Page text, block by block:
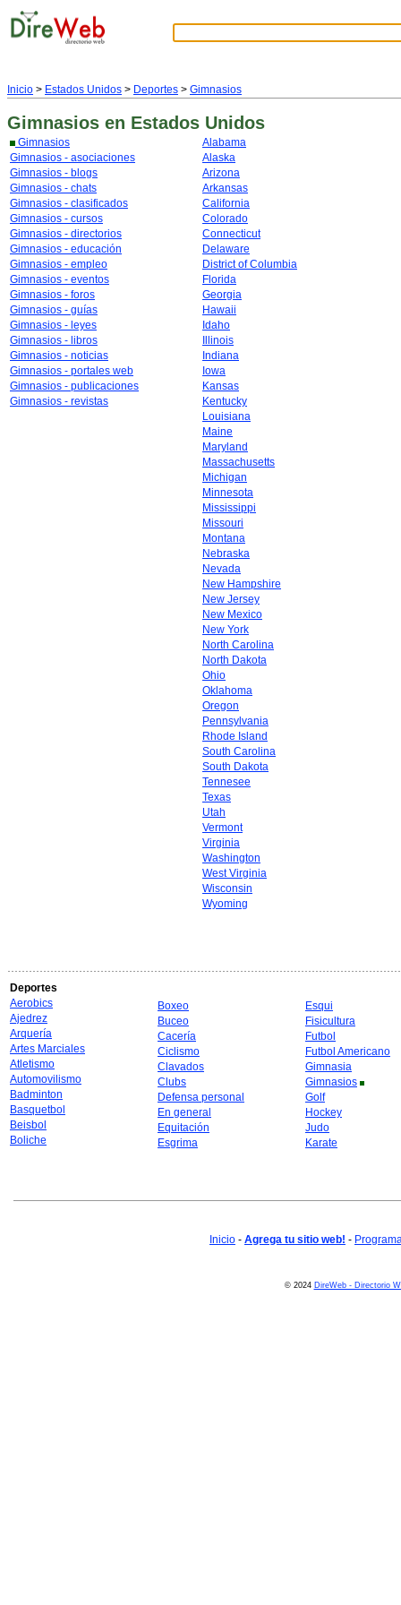
Inicio > Estados Unidos > Deportes > Gimnasios
Gimnasios en Estados Unidos
Gimnasios
Gimnasios - asociaciones
Gimnasios - blogs
Gimnasios - chats
Gimnasios - clasificados
Gimnasios - cursos
Gimnasios - directorios
Gimnasios - educación
Gimnasios - empleo
Gimnasios - eventos
Gimnasios - foros
Gimnasios - guías
Gimnasios - leyes
Gimnasios - libros
Gimnasios - noticias
Gimnasios - portales web
Gimnasios - publicaciones
Gimnasios - revistas
Alabama
Alaska
Arizona
Arkansas
California
Colorado
Connecticut
Delaware
District of Columbia
Florida
Georgia
Hawaii
Idaho
Illinois
Indiana
Iowa
Kansas
Kentucky
Louisiana
Maine
Maryland
Massachusetts
Michigan
Minnesota
Mississippi
Missouri
Montana
Nebraska
Nevada
New Hampshire
New Jersey
New Mexico
New York
North Carolina
North Dakota
Ohio
Oklahoma
Oregon
Pennsylvania
Rhode Island
South Carolina
South Dakota
Tennesee
Texas
Utah
Vermont
Virginia
Washington
West Virginia
Wisconsin
Wyoming
Deportes
Aerobics
Ajedrez
Arquería
Artes Marciales
Atletismo
Automovilismo
Badminton
Basquetbol
Beisbol
Boliche
Boxeo
Buceo
Cacería
Ciclismo
Clavados
Clubs
Defensa personal
En general
Equitación
Esgrima
Esqui
Fisicultura
Futbol
Futbol Americano
Gimnasia
Gimnasios
Golf
Hockey
Judo
Karate
Inicio - Agrega tu sitio web! -
© 2024 DireWeb - Directorio